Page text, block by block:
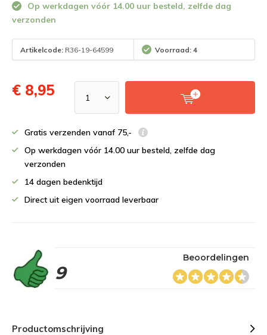
Op werkdagen vóór 14.00 uur besteld, zelfde dag
verzonden
Artikelcode: R36-19-64599 Voorraad: 4
€ 8,95
Gratis verzenden vanaf 75,-
Op werkdagen vóór 14.00 uur besteld, zelfde dag
verzonden
14 dagen bedenktijd
Direct uit eigen voorraad leverbaar
9
Beoordelingen
Productomschrijving